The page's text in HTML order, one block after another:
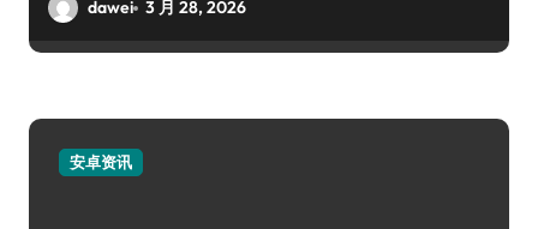
dawei 3 月 28, 2026
安卓资讯